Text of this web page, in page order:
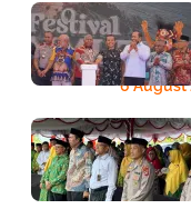
PTA
Festival
6 August
666
Ketua